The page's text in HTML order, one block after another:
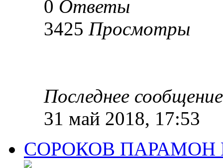
0 Ответы
3425 Просмотры
Последнее
31 май 2018, 17:53
СОРОКОВ ПАРАМОН